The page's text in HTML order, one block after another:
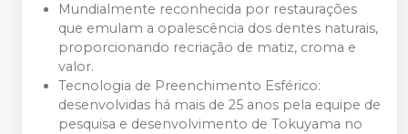
Mundialmente reconhecida por restaurações
que emulam a opalescência dos dentes naturais,
proporcionando recriação de matiz, croma e
valor.
Tecnologia de Preenchimento Esférico:
desenvolvidas há mais de 25 anos pela equipe de
pesquisa e desenvolvimento de Tokuyama no